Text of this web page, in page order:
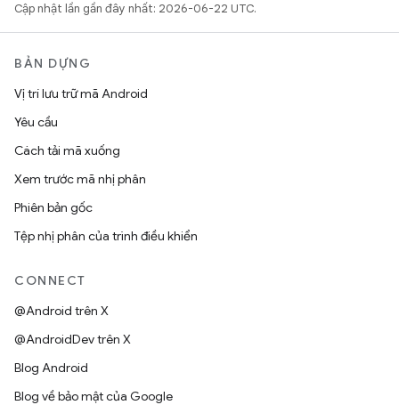
Cập nhật lần gần đây nhất: 2026-06-22 UTC.
BẢN DỰNG
Vị trí lưu trữ mã Android
Yêu cầu
Cách tải mã xuống
Xem trước mã nhị phân
Phiên bản gốc
Tệp nhị phân của trình điều khiển
CONNECT
@Android trên X
@AndroidDev trên X
Blog Android
Blog về bảo mật của Google